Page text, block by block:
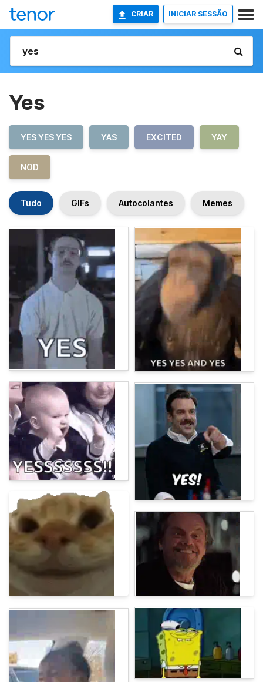
CRIAR INICIAR SESSÃO
Yes
YES YES YES YAS EXCITED YAY
NOD
Tudo GIFs Autocolantes Memes